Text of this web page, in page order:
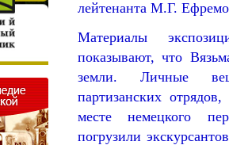
лейтенанта М.Г.
Материалы
показывают, что
земли. Личные
партизанских
месте немецкого
погрузили